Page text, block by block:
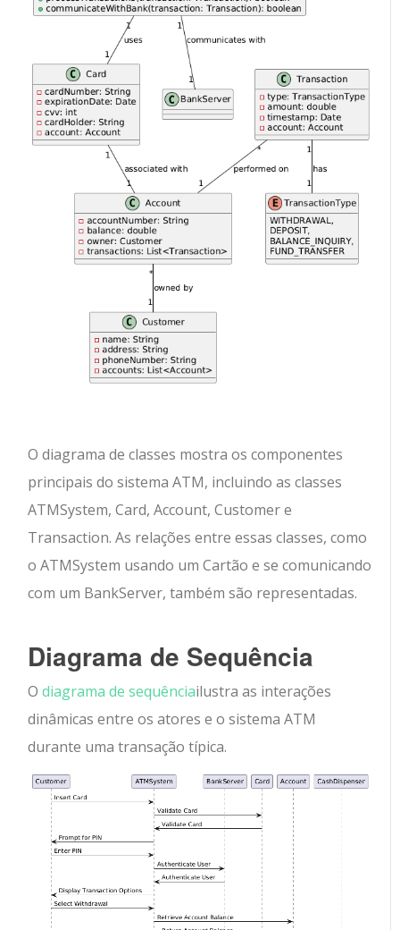
O diagrama de classes mostra os componentes
principais do sistema ATM, incluindo as classes
ATMSystem, Card, Account, Customer e
Transaction. As relações entre essas classes, como
o ATMSystem usando um Cartão e se comunicando
com um BankServer, também são representadas.
Diagrama de Sequência
Odiagrama de sequênciailustra as interações
dinâmicas entre os atores e o sistema ATM
durante uma transação típica.